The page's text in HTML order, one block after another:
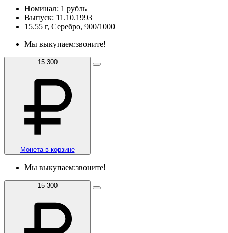
Номинал: 1 рубль
Выпуск: 11.10.1993
15.55 г, Серебро, 900/1000
Мы выкупаем:звоните!
15 300
Монета в корзине
Мы выкупаем:звоните!
15 300